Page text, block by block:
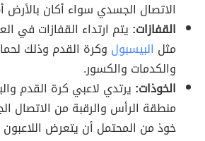
الاتصال الجسدي سواء أكان بالأرض
القفازات: يتم ارتداء القفازات في
مثل البيسبول وكرة القدم وذلك
والكدمات والكسور.
الخوذات: يرتدي لاعبي كرة القدم
منطقة الرأس والرقبة من الاتصال
خوذ من المحتمل أن يتعرض اللاعبون